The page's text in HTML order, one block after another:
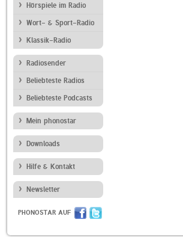
Hörspiele im Radio
Wort- & Sport-Radio
Klassik-Radio
Radiosender
Beliebteste Radios
Beliebteste Podcasts
Mein phonostar
Downloads
Hilfe & Kontakt
Newsletter
PHONOSTAR AUF